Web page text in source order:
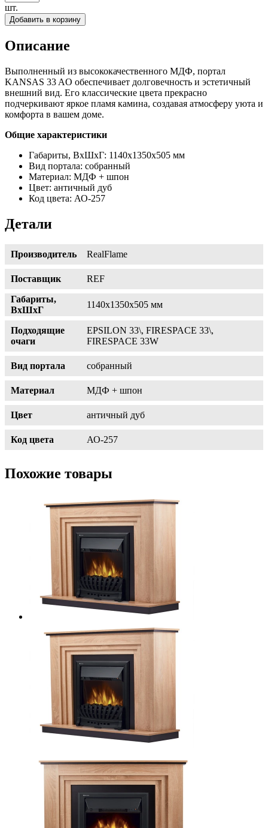
шт.
Добавить в корзину
Описание
Выполненный из высококачественного МДФ, портал
KANSAS 33 AO обеспечивает долговечность и эстетичный
внешний вид. Его классические цвета прекрасно
подчеркивают яркое пламя камина, создавая атмосферу уюта и
комфорта в вашем доме.
Общие характеристики
Габариты, ВхШхГ: 1140х1350х505 мм
Вид портала: собранный
Материал: МДФ + шпон
Цвет: античный дуб
Код цвета: АО-257
Детали
Производитель RealFlame
Поставщик
REF
Габариты,
ВхШхГ
1140х1350х505 мм
Подходящие
очаги
EPSILON 33\, FIRESPACE 33\,
FIRESPACE 33W
Вид портала собранный
Материал МДФ + шпон
Цвет античный дуб
Код цвета АО-257
Похожие товары